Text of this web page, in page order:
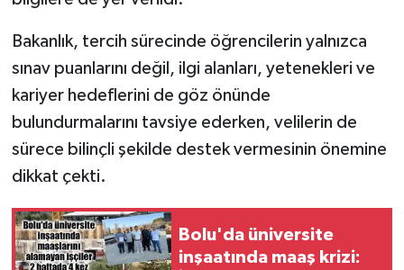
Bakanlık, tercih sürecinde öğrencilerin yalnızca
sınav puanlarını değil, ilgi alanları, yetenekleri ve
kariyer hedeflerini de göz önünde
bulundurmalarını tavsiye ederken, velilerin de
sürece bilinçli şekilde destek vermesinin önemine
dikkat çekti.
Bolu'da üniversite
inşaatında maaş krizi: